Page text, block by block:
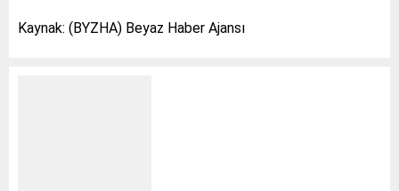
Kaynak: (BYZHA) Beyaz Haber Ajansı